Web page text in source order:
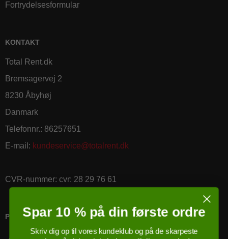
Fortrydelsesformular
KONTAKT
Total Rent.dk
Bremsagervej 2
8230 Åbyhøj
Danmark
Telefonnr.: 86257651
E-mail : kundeservice@totalrent.dk
CVR-nummer: cvr: 28 29 76 61
PRICERUNNER KØBSGARANTI
Spar 10 % på din første ordre
Skriv dig op til vores kundeklub og på de skarpeste